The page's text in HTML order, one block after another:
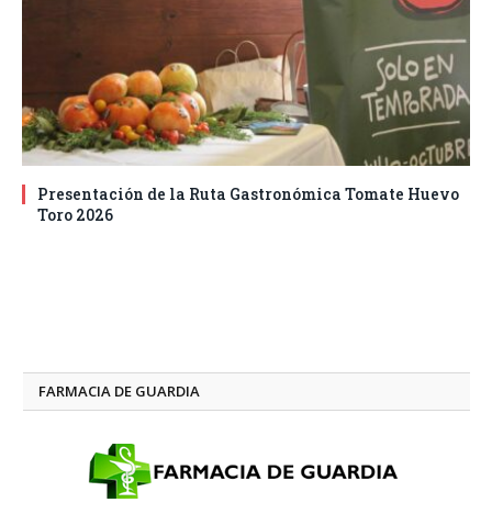
Presentación de la Ruta Gastronómica Tomate Huevo
Toro 2026
FARMACIA DE GUARDIA